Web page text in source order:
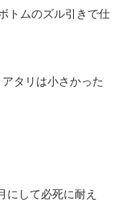
トムのズル引きで仕
タリは小さかった
にして必死に耐え